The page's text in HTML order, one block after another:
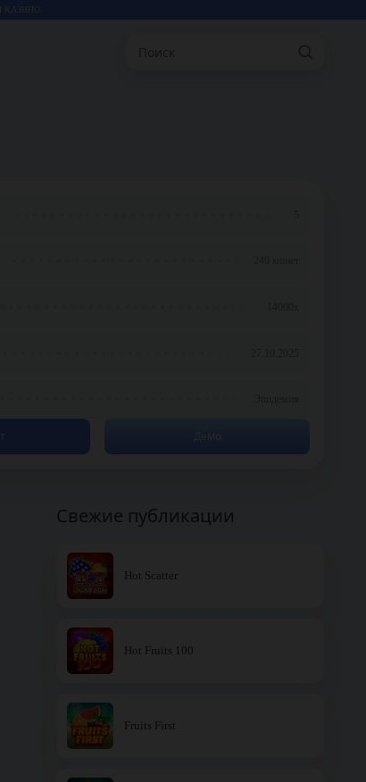
Свежие публикации
Hot Scatter
Hot Fruits 100
Fruits First